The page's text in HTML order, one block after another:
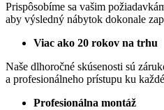
Prispôsobíme sa vašim
aby výsledný nábytok dokonale
Viac ako 20 rokov na trhu
Naše dlhoročné skúsenosti sú
a profesionálneho prístupu ku
Profesionálna montáž